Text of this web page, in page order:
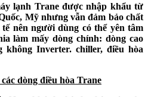
lạnh Trane đượcnhập khẩu từ
Mỹ nhưng vẫn đảm bảo chất
nên người dùng có thể yên tâm
làm mấy dòng chính: dòng cao
không Inverter. chiller, điều hòa
dòng điều hòa Trane